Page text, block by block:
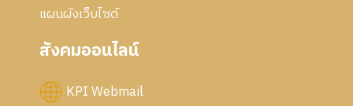
แผนผังเว็บไซด์
สังคมออนไลน์
KPI Webmail